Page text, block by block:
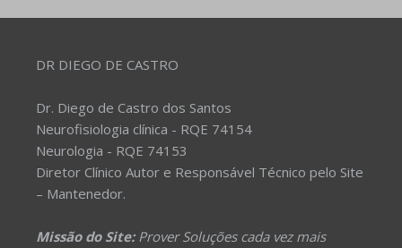
DR DIEGO DE CASTRO
Dr. Diego de Castro dos Santos
Neurofisiologia clínica - RQE 74154
Neurologia - RQE 74153
Diretor Clínico Autor e Responsável Técnico pelo Site
– Mantenedor.
Missão do Site:Prover Soluções cada vez mais